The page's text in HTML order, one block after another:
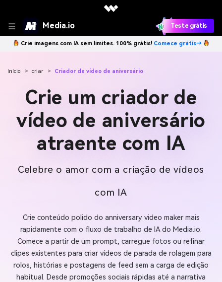
Media.io Teste grátis
Crie imagens com IA sem limites. 100% grátis! Comece grátis→
Início > criar > Criador de vídeo de aniversário
Crie um criador de
vídeo de aniversário
atraente com IA
Celebre o amor com a criação de vídeos
com IA
Crie conteúdo polido do anniversary video maker mais
rapidamente com o fluxo de trabalho de IA do Media.io.
Comece a partir de um prompt, carregue fotos ou refinar
clipes existentes para criar vídeos de parada de rolagem para
rolos, histórias e postagens de feed sem a carga de edição
habitual. Desde promoções sociais rápidas até a narrativa